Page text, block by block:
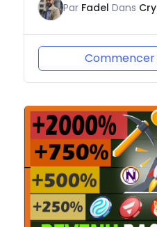
Par Fadel Dans